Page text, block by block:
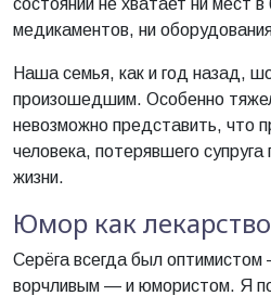
состоянии не хватает ни мест
медикаментов, ни
Наша семья, как и год назад,
произошедшим. Особенно
невозможно представить, что
человека, потерявшего супруга
жизни.
Юмор как лекарство
Серёга всегда был оптимистом
ворчливым — и юмористом. Я